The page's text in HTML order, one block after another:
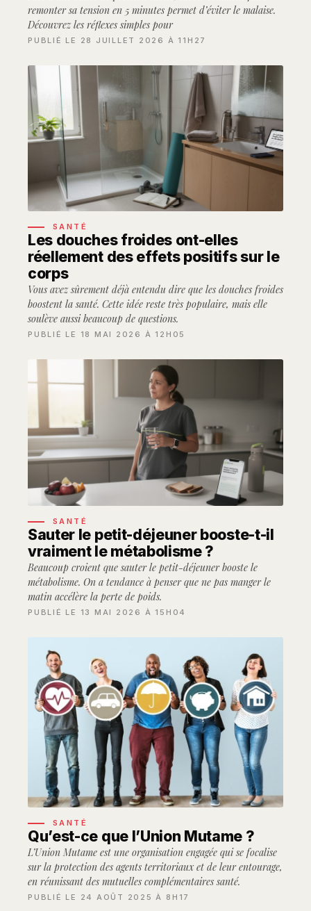
remonter sa tension en 5 minutes permet d’éviter le malaise.
Découvrez les réflexes simples pour
PUBLIÉ LE 28 JUILLET 2026 À 11H27
SANTÉ
Les douches froides ont-elles
réellement des effets positifs sur le
corps
Vous avez sûrement déjà entendu dire que les douches froides
boostent la santé. Cette idée reste très populaire, mais elle
soulève aussi beaucoup de questions.
PUBLIÉ LE 18 MAI 2026 À 12H05
SANTÉ
Sauter le petit-déjeuner booste-t-il
vraiment le métabolisme ?
Beaucoup croient que sauter le petit-déjeuner booste le
métabolisme. On a tendance à penser que ne pas manger le
matin accélère la perte de poids.
PUBLIÉ LE 13 MAI 2026 À 15H04
SANTÉ
Qu’est-ce que l’Union Mutame ?
L’Union Mutame est une organisation engagée qui se focalise
sur la protection des agents territoriaux et de leur entourage,
en réunissant des mutuelles complémentaires santé.
PUBLIÉ LE 24 AOÛT 2025 À 8H17